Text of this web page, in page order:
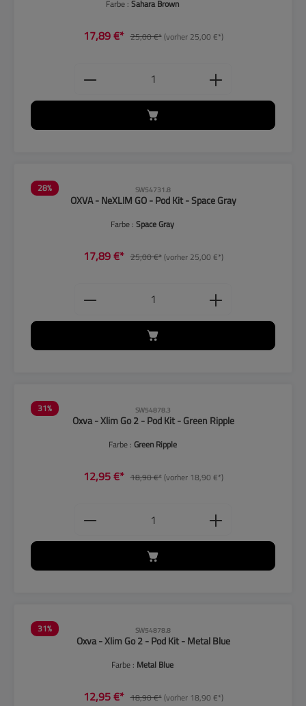
Farbe :Sahara Brown
17,89 €* 25,00 €*(vorher 25,00 €*)
Produkt Anzahl: Gib den
28% SW54731.8
OXVA - NeXLIM GO - Pod Kit - Space Gray
Farbe :Space Gray
17,89 €* 25,00 €*(vorher 25,00 €*)
Produkt Anzahl: Gib den
31% SW54878.3
Oxva - Xlim Go 2 - Pod Kit - Green Ripple
Farbe : Green Ripple
12,95 €* 18,90 €*(vorher 18,90 €*)
Produkt Anzahl: Gib den
31% SW54878.8
Oxva - Xlim Go 2 - Pod Kit - Metal Blue
Farbe : Metal Blue
12,95 €* 18,90 €*(vorher 18,90 €*)